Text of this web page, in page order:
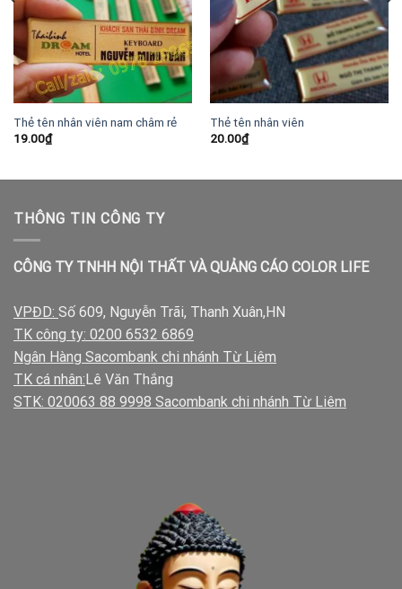
Thẻ tên nhân viên nam châm rẻ
19.00₫
Thẻ tên nhân viên
20.00₫
THÔNG TIN CÔNG TY
CÔNG TY TNHH NỘI THẤT VÀ QUẢNG CÁO COLOR LIFE
VPĐD: Số 609, Nguyễn Trãi, Thanh Xuân,HN
TK công ty: 0200 6532 6869
Ngân Hàng Sacombank chi nhánh Từ Liêm
TK cá nhân: Lê Văn Thắng
STK: 020063 88 9998 Sacombank chi nhánh Từ Liêm